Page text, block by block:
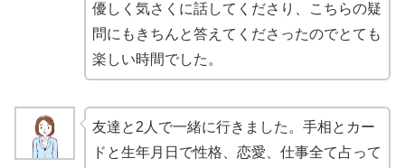
優しく気さくに話してくださり、こちらの疑
問にもきちんと答えてくださったのでとても
楽しい時間でした。
友達と2人で一緒に行きました。手相とカー
ドと生年月日で性格、恋愛、仕事全て占って